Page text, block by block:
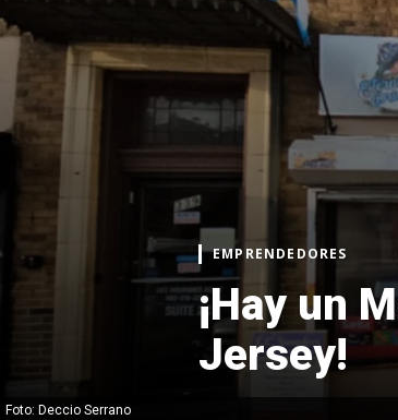
Foto: Deccio Serrano
EMPRENDEDORES
¡Hay un
Jersey!